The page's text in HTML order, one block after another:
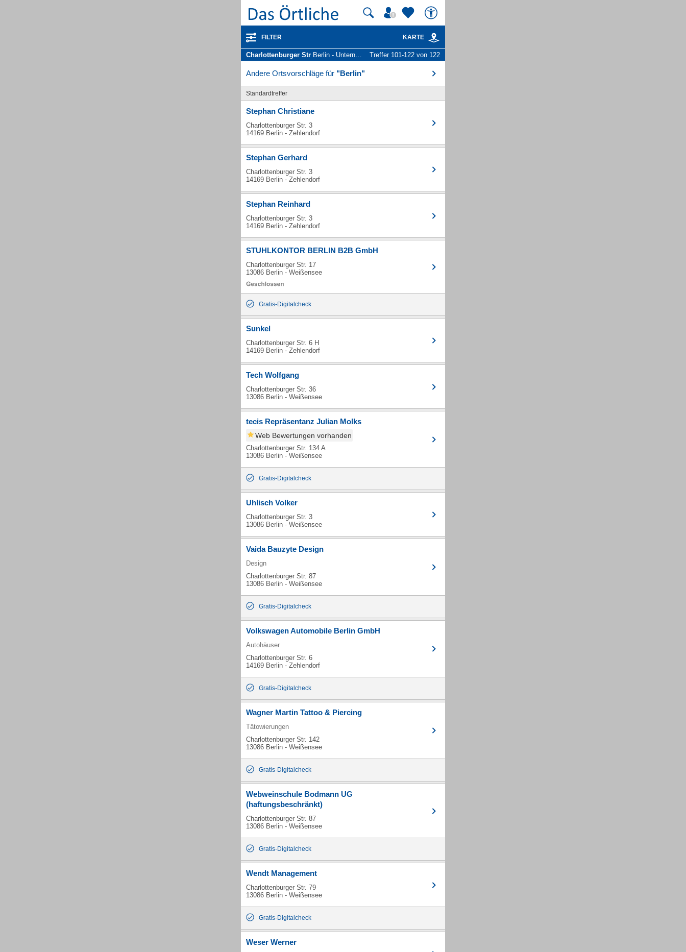
FILTER KARTE
Charlottenburger Str Berlin - Unternehmen und Personen Treffer 101-122 von 122
Andere Ortsvorschläge für "Berlin"
Standardtreffer
Stephan Christiane
Charlottenburger Str. 3
14169 Berlin - Zehlendorf
Stephan Gerhard
Charlottenburger Str. 3
14169 Berlin - Zehlendorf
Stephan Reinhard
Charlottenburger Str. 3
14169 Berlin - Zehlendorf
STUHLKONTOR BERLIN B2B GmbH
Charlottenburger Str. 17
13086 Berlin - Weißensee
Gratis-Digitalcheck
Sunkel
Charlottenburger Str. 6 H
14169 Berlin - Zehlendorf
Tech Wolfgang
Charlottenburger Str. 36
13086 Berlin - Weißensee
tecis Repräsentanz Julian Molks
Web Bewertungen vorhanden
Charlottenburger Str. 134 A
13086 Berlin - Weißensee
Gratis-Digitalcheck
Uhlisch Volker
Charlottenburger Str. 3
13086 Berlin - Weißensee
Vaida Bauzyte Design
Design
Charlottenburger Str. 87
13086 Berlin - Weißensee
Gratis-Digitalcheck
Volkswagen Automobile Berlin GmbH
Autohäuser
Charlottenburger Str. 6
14169 Berlin - Zehlendorf
Gratis-Digitalcheck
Wagner Martin Tattoo & Piercing
Tätowierungen
Charlottenburger Str. 142
13086 Berlin - Weißensee
Gratis-Digitalcheck
Webweinschule Bodmann UG
(haftungsbeschränkt)
Charlottenburger Str. 87
13086 Berlin - Weißensee
Gratis-Digitalcheck
Wendt Management
Charlottenburger Str. 79
13086 Berlin - Weißensee
Gratis-Digitalcheck
Weser Werner